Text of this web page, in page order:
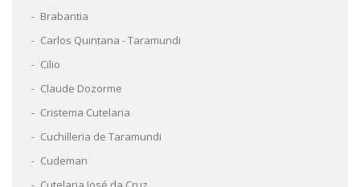
Brabantia
Carlos Quintana - Taramundi
Cilio
Claude Dozorme
Cristema Cutelaria
Cuchilleria de Taramundi
Cudeman